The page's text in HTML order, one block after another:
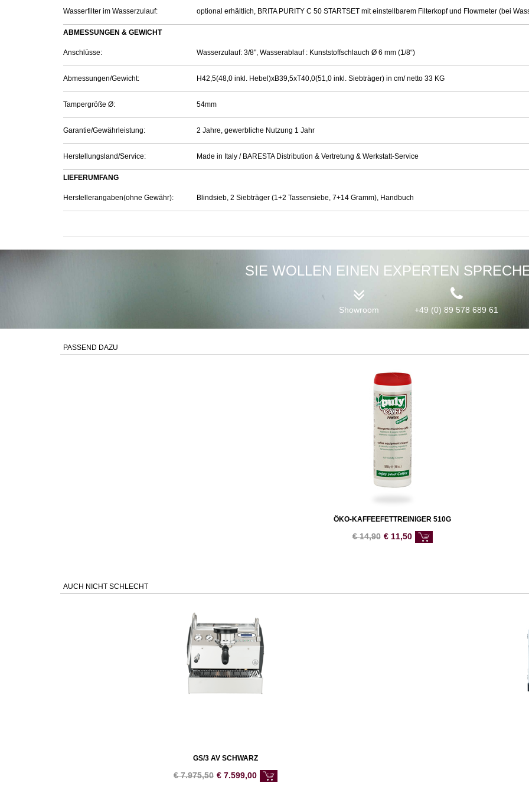
Wasserfilter im Wasserzulauf: optional erhältlich, BRITA PURITY C 50 STARTSET mit einstellbarem Filterkopf und Flowmeter (bei
ABMESSUNGEN & GEWICHT
Anschlüsse: Wasserzulauf: 3/8", Wasserablauf : Kunststoffschlauch Ø 6 mm (1/8“)
Abmessungen/Gewicht: H42,5(48,0 inkl. Hebel)xB39,5xT40,0(51,0 inkl. Siebträger) in cm/ netto 33 KG
Tampergröße Ø: 54mm
Garantie/Gewährleistung: 2 Jahre, gewerbliche Nutzung 1 Jahr
Herstellungsland/Service: Made in Italy / BARESTA Distribution & Vertretung & Werkstatt-Service
LIEFERUMFANG
Herstellerangaben(ohne Gewähr): Blindsieb, 2 Siebträger (1+2 Tassensiebe, 7+14 Gramm), Handbuch
SIE WOLLEN EINEN EXPERTEN
Showroom +49 (0) 89 578 689 61
PASSEND DAZU
ÖKO-KAFFEEFETTREINIGER 510G
€14,90 € 11,50
AUCH NICHT SCHLECHT
GS/3 AV SCHWARZ
€7.975,50 € 7.599,00